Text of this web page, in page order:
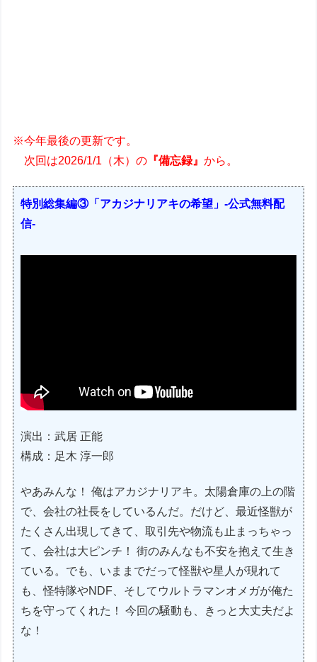
※今年最後の更新です。
次回は2026/1/1（木）の 『備忘録』から。
特別総集編③「アカジナリアキの希望」-公式無料配
信-
演出：武居 正能
構成：足木 淳一郎
やあみんな！ 俺はアカジナリアキ。太陽倉庫の上の階
で、会社の社長をしているんだ。だけど、最近怪獣が
たくさん出現してきて、取引先や物流も止まっちゃっ
て、会社は大ピンチ！ 街のみんなも不安を抱えて生き
ている。でも、いままでだって怪獣や星人が現れて
も、怪特隊やNDF、そしてウルトラマンオメガが俺た
ちを守ってくれた！ 今回の騒動も、きっと大丈夫だよ
な！